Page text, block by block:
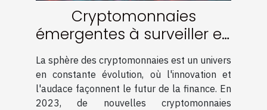
Cryptomonnaies
émergentes à surveiller en
2023 potentiel de
croissance et conseils
d'investissement
La sphère des cryptomonnaies est un univers
en constante évolution, où l'innovation et
l'audace façonnent le futur de la finance. En
2023, de nouvelles cryptomonnaies